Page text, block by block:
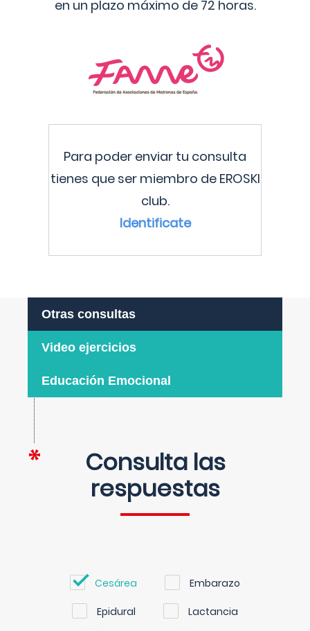
en un plazo máximo de 72 horas.
Para poder enviar tu consulta
tienes que ser miembro de EROSKI
club.
Identificate
Otras consultas
Video ejercicios
Educación Emocional
Consulta las
respuestas
Cesárea Embarazo
Epidural Lactancia